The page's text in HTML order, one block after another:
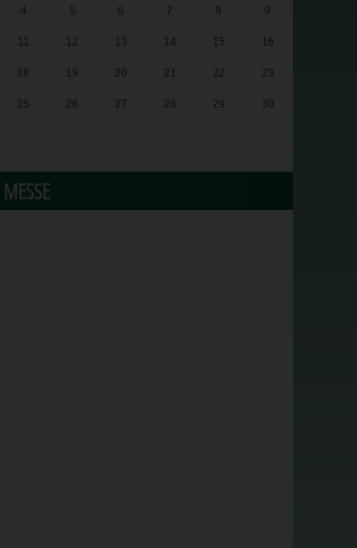
4 5 6 7 8 9
11 12 13 14 15 16
18 19 20 21 22 23
25 26 27 28 29 30